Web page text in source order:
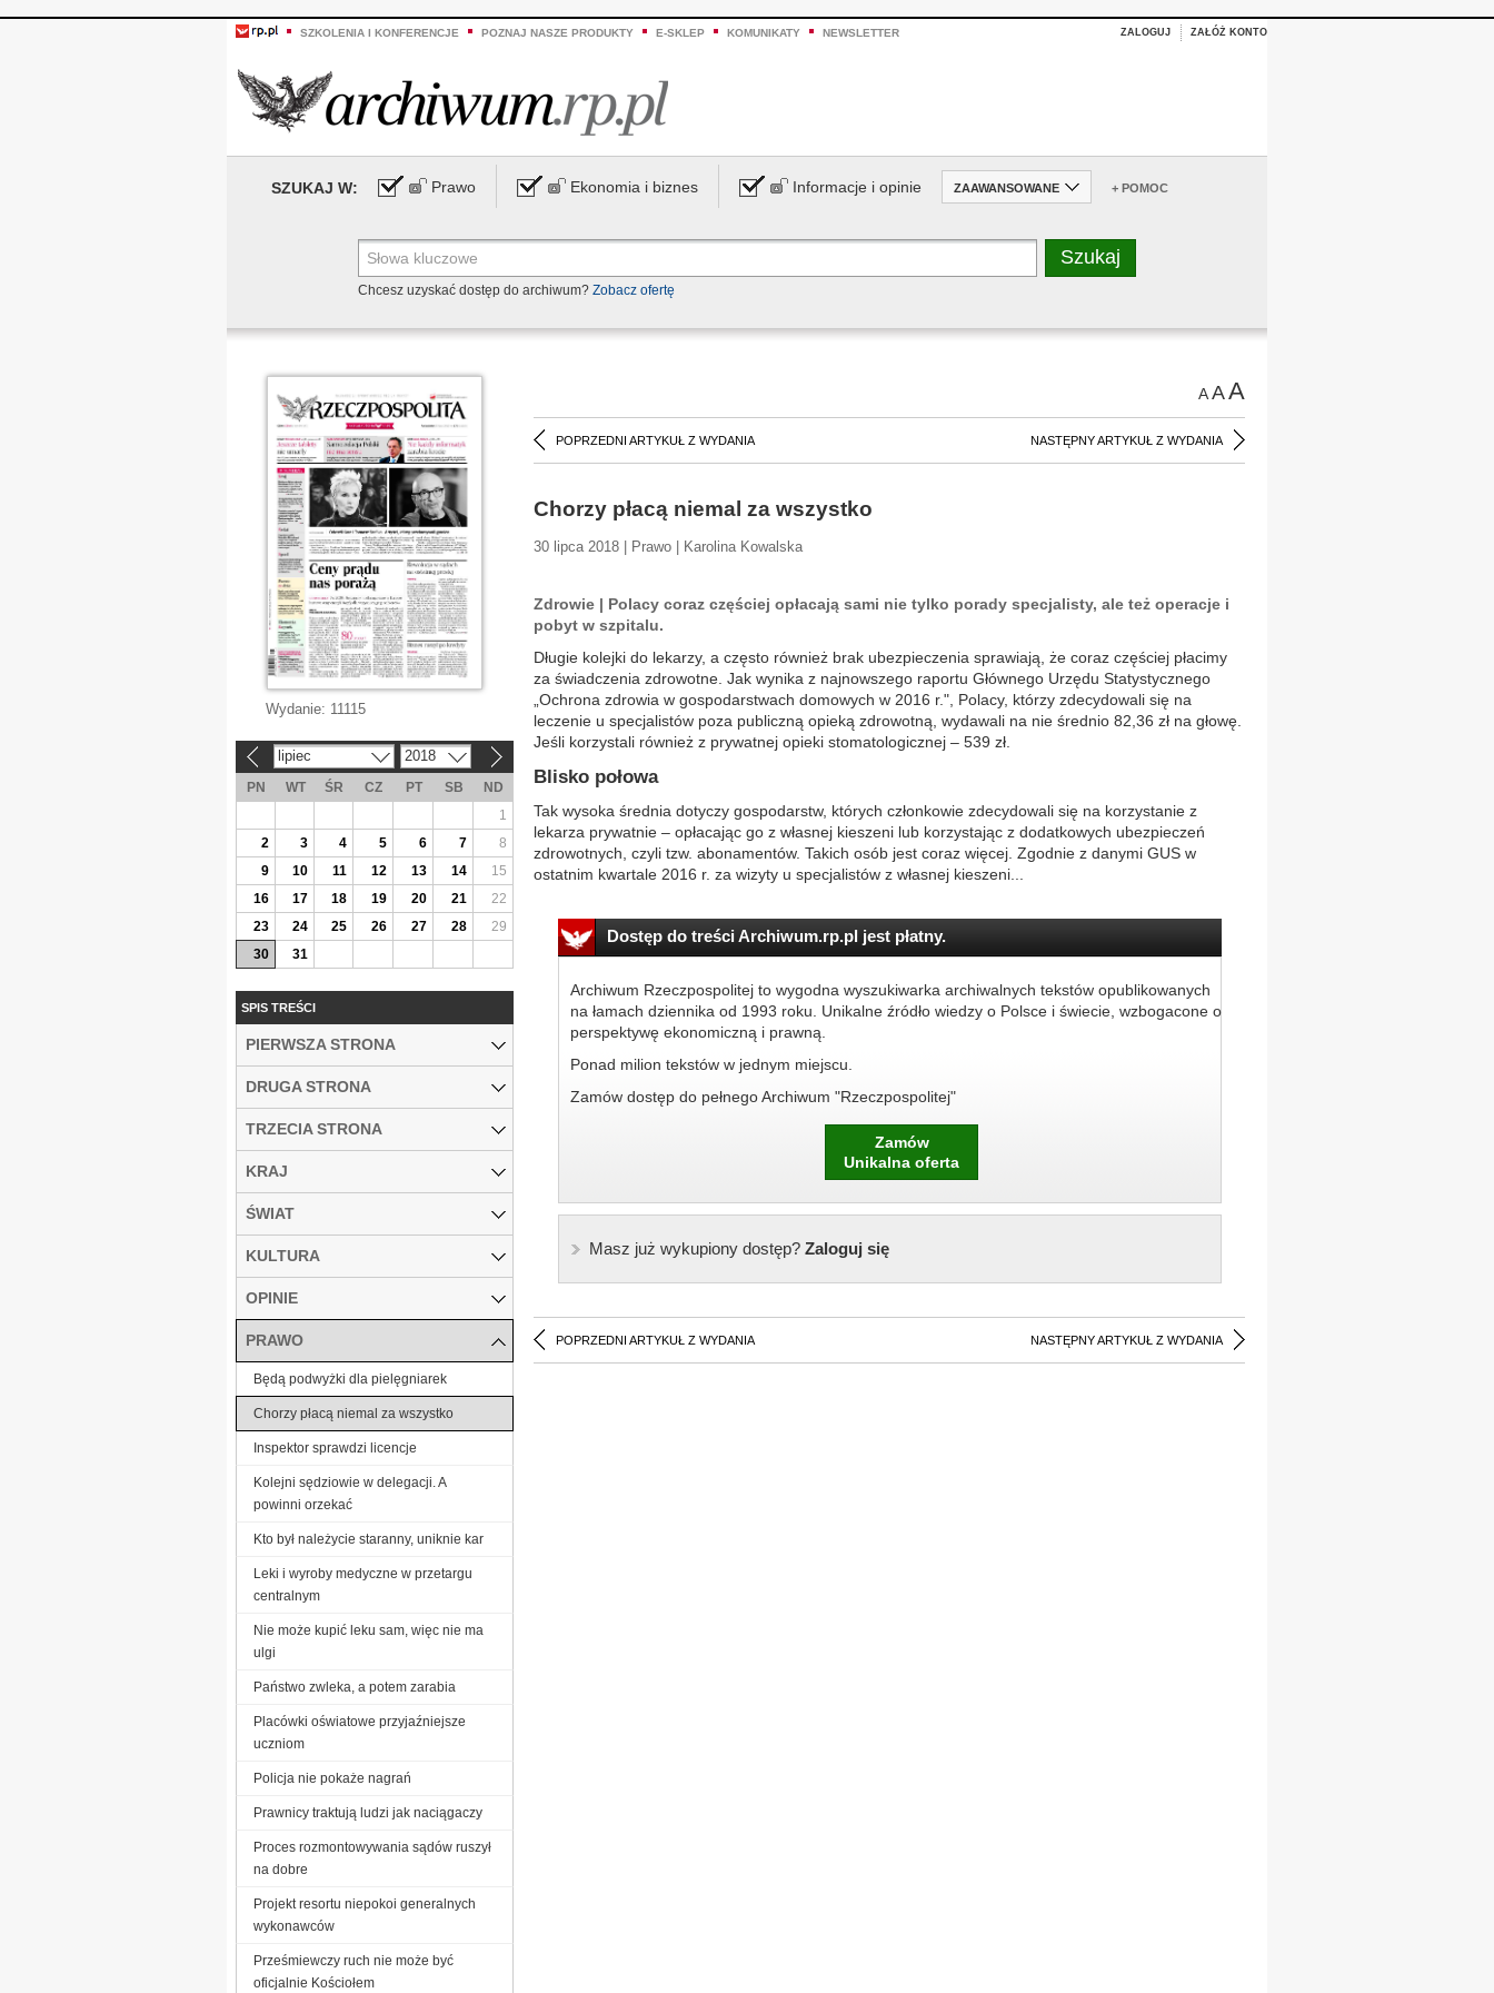
SZKOLENIA I KONFERENCJE POZNAJ NASZE PRODUKTY E-SKLEP KOMUNIKATY NEWSLETTER ZALOGUJ ZAŁÓŻ KONTO
SZUKAJ W: Prawo Ekonomia i biznes Informacje i opinie ZAAWANSOWANE + POMOC
Chcesz uzyskać dostęp do archiwum? Zobacz ofertę
AAA
POPRZEDNI ARTYKUŁ Z WYDANIA NASTĘPNY ARTYKUŁ Z WYDANIA
Chorzy płacą niemal za wszystko
30 lipca 2018 | Prawo | Karolina Kowalska
Zdrowie | Polacy coraz częściej opłacają sami nie tylko porady specjalisty, ale też operacje i
pobyt w szpitalu.
Długie kolejki do lekarzy, a często również brak ubezpieczenia sprawiają, że coraz częściej płacimy
za świadczenia zdrowotne. Jak wynika z najnowszego raportu Głównego Urzędu Statystycznego
„Ochrona zdrowia w gospodarstwach domowych w 2016 r.", Polacy, którzy zdecydowali się na
leczenie u specjalistów poza publiczną opieką zdrowotną, wydawali na nie średnio 82,36 zł na głowę.
Jeśli korzystali również z prywatnej opieki stomatologicznej – 539 zł.
Blisko połowa
Tak wysoka średnia dotyczy gospodarstw, których członkowie zdecydowali się na korzystanie z
lekarza prywatnie – opłacając go z własnej kieszeni lub korzystając z dodatkowych ubezpieczeń
zdrowotnych, czyli tzw. abonamentów. Takich osób jest coraz więcej. Zgodnie z danymi GUS w
ostatnim kwartale 2016 r. za wizyty u specjalistów z własnej kieszeni...
Dostęp do treści Archiwum.rp.pl jest płatny.
Archiwum Rzeczpospolitej to wygodna wyszukiwarka archiwalnych tekstów opublikowanych
na łamach dziennika od 1993 roku. Unikalne źródło wiedzy o Polsce i świecie, wzbogacone o
perspektywę ekonomiczną i prawną.
Ponad milion tekstów w jednym miejscu.
Zamów dostęp do pełnego Archiwum "Rzeczpospolitej"
Zamów
Unikalna oferta
Masz już wykupiony dostęp?Zaloguj się
POPRZEDNI ARTYKUŁ Z WYDANIA NASTĘPNY ARTYKUŁ Z WYDANIA
Wydanie: 11115
lipiec 2018
PN WT ŚR CZ PT SB
ND
1
2
3 4 5 6 7
8
9
10 11 12 13 14
15
16
17 18 19 20 21
22
23
24 25 26 27 28
29
30
31
SPIS TREŚCI
PIERWSZA STRONA
DRUGA STRONA
TRZECIA STRONA
KRAJ
ŚWIAT
KULTURA
OPINIE
PRAWO
Będą podwyżki dla pielęgniarek
Chorzy płacą niemal za wszystko
Inspektor sprawdzi licencje
Kolejni sędziowie w delegacji. A
powinni orzekać
Kto był należycie staranny, uniknie kar
Leki i wyroby medyczne w przetargu
centralnym
Nie może kupić leku sam, więc nie ma
ulgi
Państwo zwleka, a potem zarabia
Placówki oświatowe przyjaźniejsze
uczniom
Policja nie pokaże nagrań
Prawnicy traktują ludzi jak naciągaczy
Proces rozmontowywania sądów ruszył
na dobre
Projekt resortu niepokoi generalnych
wykonawców
Prześmiewczy ruch nie może być
oficjalnie Kościołem